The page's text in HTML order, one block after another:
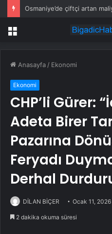
Menü
Anasayfa / Ekonomi
Ekonomi
CHP’li Gürer:
Adeta Birer
Pazarına
Feryadı
Derhal
DİLAN BİÇER Ocak 11, 2026
2 dakika okuma süresi